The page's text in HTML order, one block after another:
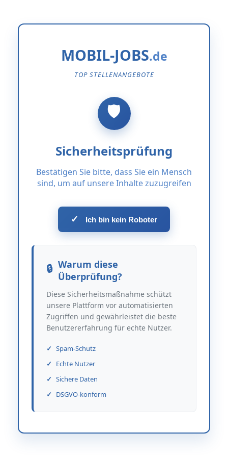
MOBIL-JOBS
TOP STELLENANGEBOTE
Sicherheitsprüfung
Bestätigen Sie bitte, dass Sie ein Mensch
sind, um auf unsere Inhalte zuzugreifen
✓ Ich bin kein Roboter
Warum diese
Überprüfung?
Diese Sicherheitsmaßnahme schützt
unsere Plattform vor automatisierten
Zugriffen und gewährleistet die beste
Benutzererfahrung für echte Nutzer.
Spam-Schutz
Echte Nutzer
Sichere Daten
DSGVO-konform